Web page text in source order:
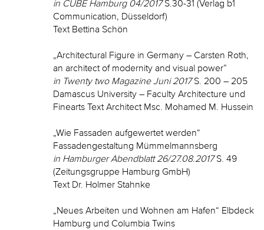
in CUBE Hamburg 04/2017S.30-31 (Verlag b1
Communication, Düsseldorf)
Text Bettina Schön
„Architectural Figure in Germany – Carsten Roth,
an architect of modernity and visual power”
in Twenty two Magazine Juni 2017S. 200 – 205
Damascus University – Faculty Architecture und
Finearts Text Architect Msc. Mohamed M. Hussein
„Wie Fassaden aufgewertet werden“
Fassadengestaltung Mümmelmannsberg
in Hamburger Abendblatt 26/27.08.2017S. 49
(Zeitungsgruppe Hamburg GmbH)
Text Dr. Holmer Stahnke
„Neues Arbeiten und Wohnen am Hafen“ Elbdeck
Hamburg und Columbia Twins